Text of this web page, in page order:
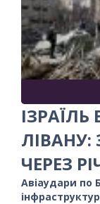
ІЗРАЇЛЬ
ЧЕРЕЗ
Авіаудари по